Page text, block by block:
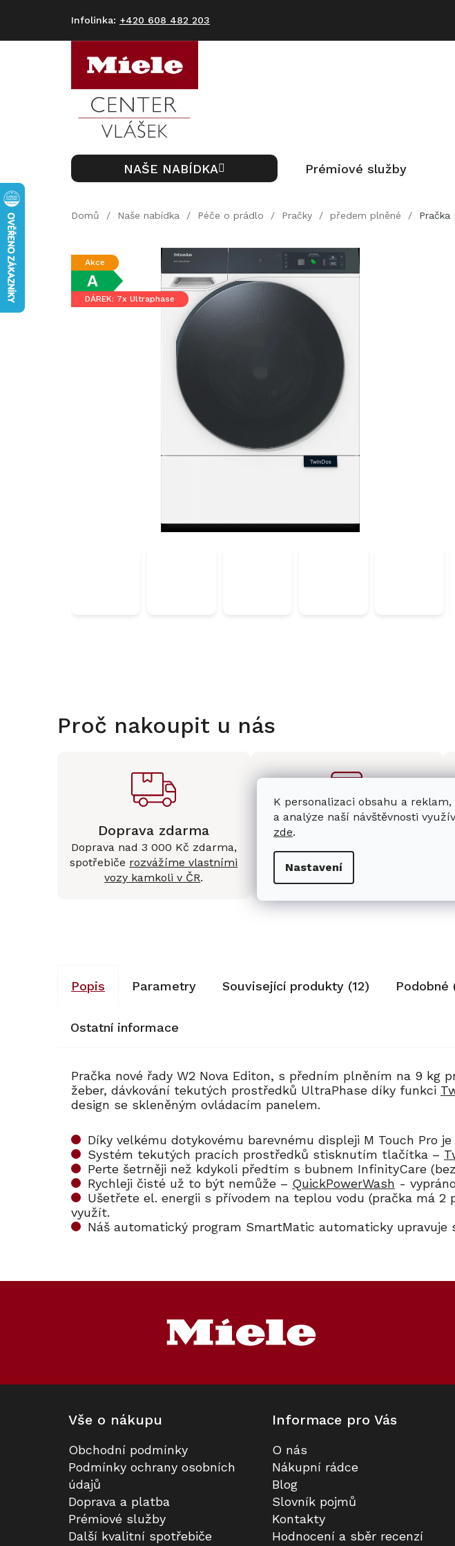
K personalizaci obsahu a
a analýze naší návštěvnosti
zde.
Nastavení
+420 608 482 203
NAŠE NABÍDKA Prémiové služby
Domů / Naše nabídka / Péče o prádlo / Pračky / předem plněné / Pračka
Akce
A
DÁREK: 7x Ultraphase
Proč nakoupit u nás
Doprava zdarma
Doprava nad 3 000 Kč zdarma,
spotřebiče rozvážíme vlastními
vozy kamkoli v ČR.
Kamenná prodejna
Králové s možností jednoduše u
Popis Parametry Související produkty (12) Podobné
Ostatní informace
Pračka nové řady W2 Nova Editon, s předním plněním na 9 kg
žeber, dávkování tekutých prostředků UltraPhase díky funkci
design se skleněným ovládacím panelem.
Díky velkému dotykovému barevnému displeji M Touch Pro
Systém tekutých pracích prostředků stisknutím tlačítka –
Perte šetrněji než kdykoli předtím s bubnem InfinityCare
Rychleji čisté už to být nemůže – QuickPowerWash -
Ušetřete el. energii s přívodem na teplou vodu (pračka má
využít.
Náš automatický program SmartMatic automaticky upravuje
Pračka MIELE WQ 1200 WPS Nova
Edition
Skladem
Prodloužená záruka na 5 let
K dispozici
Prodloužená
Vše o nákupu
Obchodní podmínky
Podmínky ochrany osobních
údajů
Doprava a platba
Prémiové služby
Další kvalitní spotřebiče
Informace pro Vás
O nás
Nákupní rádce
Blog
Slovník pojmů
Kontakty
Hodnocení a sběr recenzí